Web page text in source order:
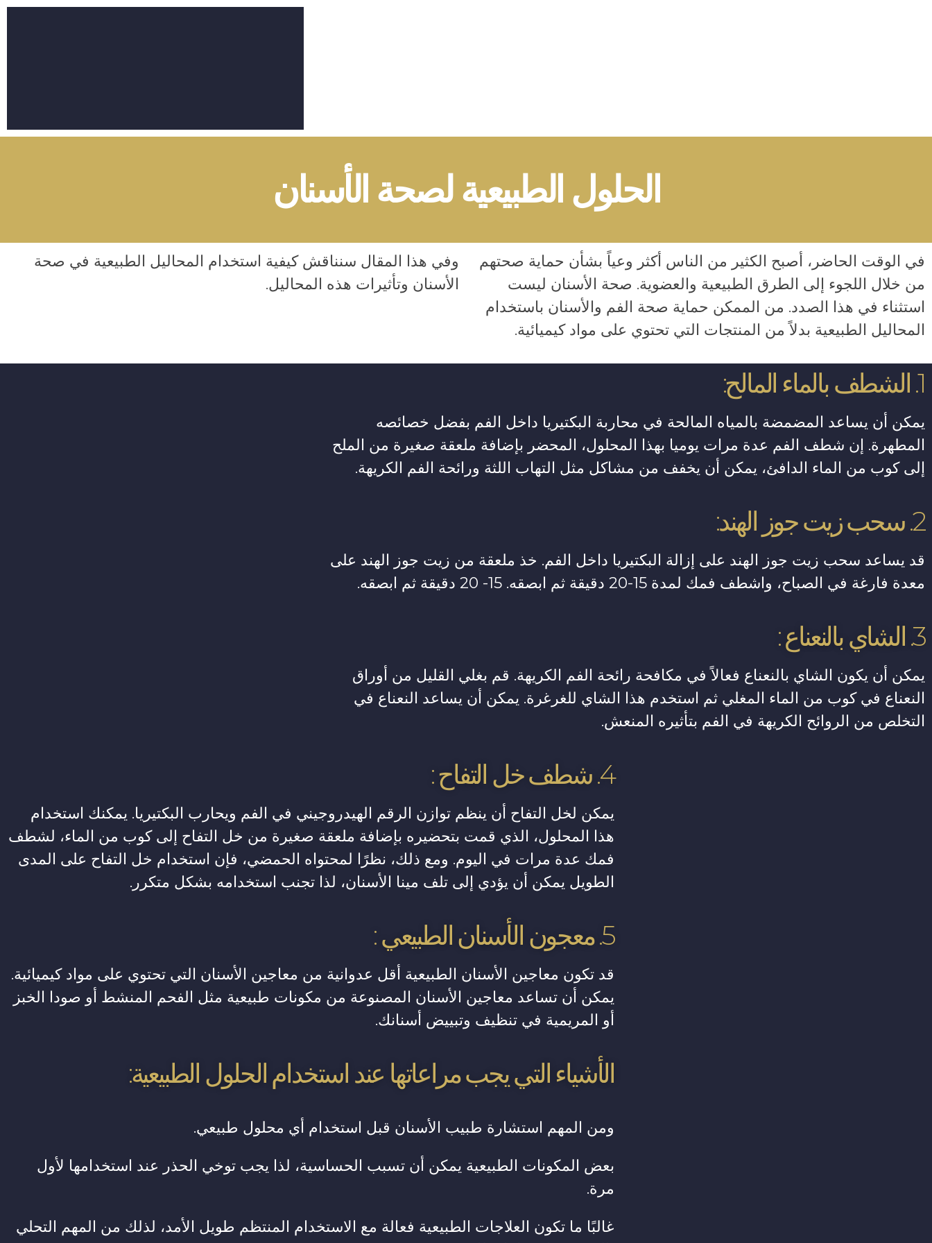
الحلول الطبيعية لصحة الأسنان
في الوقت الحاضر، أصبح الكثير من الناس أكثر وعياً بشأن حماية صحتهم
من خلال اللجوء إلى الطرق الطبيعية والعضوية. صحة الأسنان ليست
استثناء في هذا الصدد. من الممكن حماية صحة الفم والأسنان باستخدام
المحاليل الطبيعية بدلاً من المنتجات التي تحتوي على مواد كيميائية.
وفي هذا المقال سنناقش كيفية استخدام المحاليل الطبيعية في صحة
الأسنان وتأثيرات هذه المحاليل.
1. الشطف بالماء المالح:
يمكن أن يساعد المضمضة بالمياه المالحة في محاربة البكتيريا داخل الفم بفضل خصائصه
المطهرة. إن شطف الفم عدة مرات يوميا بهذا المحلول، المحضر بإضافة ملعقة صغيرة من الملح
إلى كوب من الماء الدافئ، يمكن أن يخفف من مشاكل مثل التهاب اللثة ورائحة الفم الكريهة.
2. سحب زيت جوز الهند:
قد يساعد سحب زيت جوز الهند على إزالة البكتيريا داخل الفم. خذ ملعقة من زيت جوز الهند على
معدة فارغة في الصباح، واشطف فمك لمدة 15-20 دقيقة ثم ابصقه. 15- 20 دقيقة ثم ابصقه.
3. الشاي بالنعناع :
يمكن أن يكون الشاي بالنعناع فعالاً في مكافحة رائحة الفم الكريهة. قم بغلي القليل من أوراق
النعناع في كوب من الماء المغلي ثم استخدم هذا الشاي للغرغرة. يمكن أن يساعد النعناع في
التخلص من الروائح الكريهة في الفم بتأثيره المنعش.
4. شطف خل التفاح :
يمكن لخل التفاح أن ينظم توازن الرقم الهيدروجيني في الفم ويحارب البكتيريا. يمكنك استخدام
هذا المحلول، الذي قمت بتحضيره بإضافة ملعقة صغيرة من خل التفاح إلى كوب من الماء، لشطف
فمك عدة مرات في اليوم. ومع ذلك، نظرًا لمحتواه الحمضي، فإن استخدام خل التفاح على المدى
الطويل يمكن أن يؤدي إلى تلف مينا الأسنان، لذا تجنب استخدامه بشكل متكرر.
5. معجون الأسنان الطبيعي :
قد تكون معاجين الأسنان الطبيعية أقل عدوانية من معاجين الأسنان التي تحتوي على مواد كيميائية.
يمكن أن تساعد معاجين الأسنان المصنوعة من مكونات طبيعية مثل الفحم المنشط أو صودا الخبز
أو المريمية في تنظيف وتبييض أسنانك.
الأشياء التي يجب مراعاتها عند استخدام الحلول الطبيعية:
ومن المهم استشارة طبيب الأسنان قبل استخدام أي محلول طبيعي.
بعض المكونات الطبيعية يمكن أن تسبب الحساسية، لذا يجب توخي الحذر عند استخدامها لأول
مرة.
غالبًا ما تكون العلاجات الطبيعية فعالة مع الاستخدام المنتظم طويل الأمد، لذلك من المهم التحلي